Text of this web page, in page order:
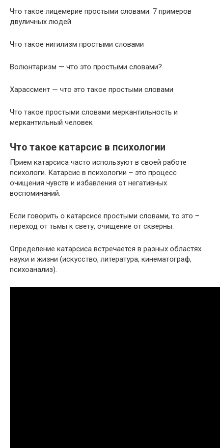
Что такое лицемерие простыми словами: 7 примеров
двуличных людей
Что такое нигилизм простыми словами
Волюнтаризм — что это простыми словами?
Харассмент — что это такое простыми словами
Что такое простыми словами меркантильность и
меркантильный человек
Что такое катарсис в психологии
Прием катарсиса часто используют в своей работе
психологи. Катарсис в психологии – это процесс
очищения чувств и избавления от негативных
воспоминаний.
Если говорить о катарсисе простыми словами, то это –
переход от тьмы к свету, очищение от скверны.
Определение катарсиса встречается в разных областях
науки и жизни (искусство, литература, кинематограф,
психоанализ).